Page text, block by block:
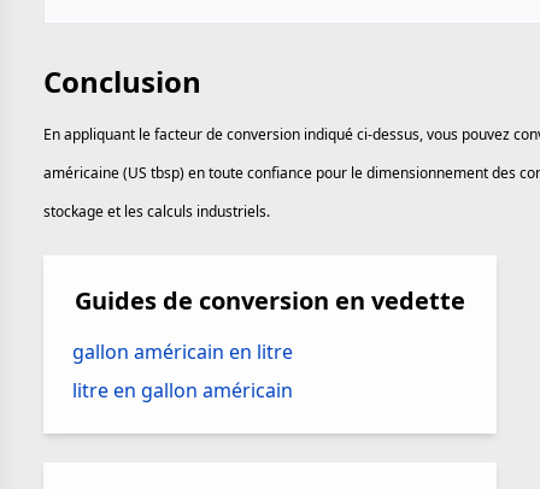
Conclusion
En appliquant le facteur de conversion indiqué ci-dessus, vous pouvez
américaine (US tbsp) en toute confiance pour le dimensionnement des
stockage et les calculs industriels.
Guides de conversion en vedette
gallon américain en litre
litre en gallon américain